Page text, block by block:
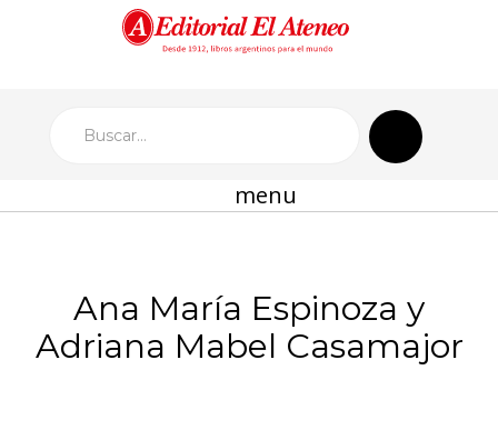
menu
Ana María Espinoza y
Adriana Mabel Casamajor